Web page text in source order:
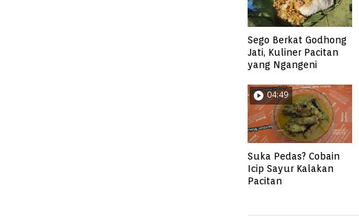
Sego Berkat Godhong
Jati, Kuliner Pacitan
yang Ngangeni
04:49
Suka Pedas? Cobain
Icip Sayur Kalakan
Pacitan